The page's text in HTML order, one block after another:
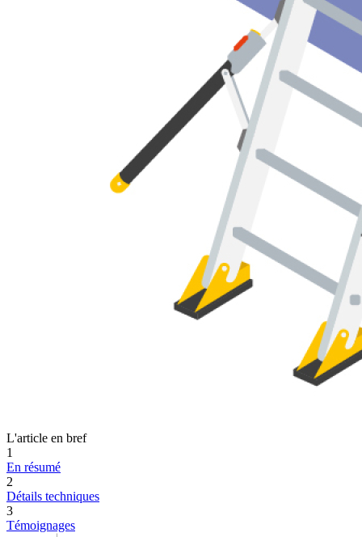
L'article en bref
1
En résumé
2
Détails techniques
3
Témoignages